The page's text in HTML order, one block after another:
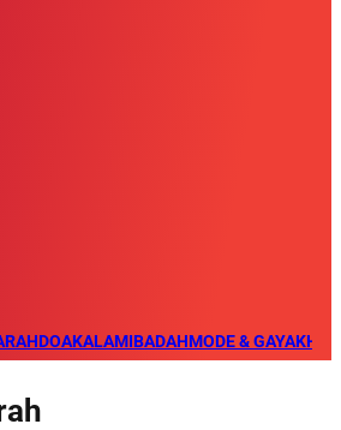
DOAKALAMIBADAHMODE & GAYA